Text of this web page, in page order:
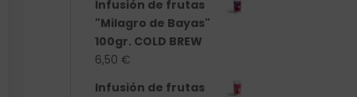
Infusión de frutas
"Milagro de Bayas"
100gr. COLD BREW
6,50 €
Infusión de frutas